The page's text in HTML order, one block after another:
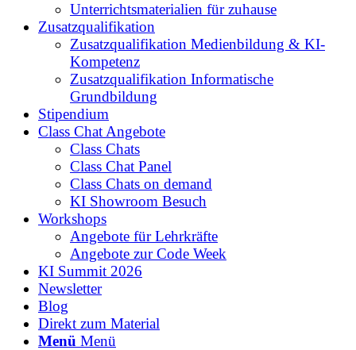
Unterrichtsmaterialien für zuhause
Zusatzqualifikation
Zusatzqualifikation Medienbildung & KI-
Kompetenz
Zusatzqualifikation Informatische
Grundbildung
Stipendium
Class Chat Angebote
Class Chats
Class Chat Panel
Class Chats on demand
KI Showroom Besuch
Workshops
Angebote für Lehrkräfte
Angebote zur Code Week
KI Summit 2026
Newsletter
Blog
Direkt zum Material
Menü Menü